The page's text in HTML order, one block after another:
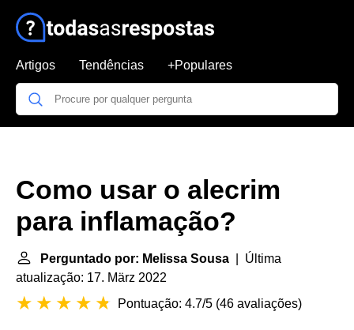
Artigos Tendências +Populares
Como usar o alecrim
para inflamação?
Perguntado por: Melissa Sousa | Última
atualização: 17. März 2022
Pontuação: 4.7/5 (46 avaliações)